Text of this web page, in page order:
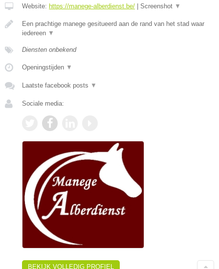
Website: https://manege-alberdienst.be/ Screenshot ▼
Een prachtige manege gesitueerd aan de rand van het stad waar
iedereen ▼
Diensten onbekend
Openingstijden ▼
Laatste facebook posts ▼
Sociale media:
BEKIJK VOLLEDIG PROFIEL